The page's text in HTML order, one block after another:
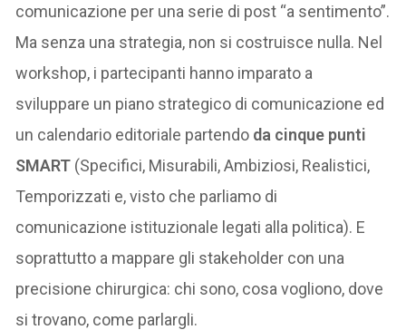
comunicazione per una serie di post “a sentimento”.
Ma senza una strategia, non si costruisce nulla. Nel
workshop, i partecipanti hanno imparato a
sviluppare un piano strategico di comunicazione ed
un calendario editoriale partendo da cinque punti
SMART (Specifici, Misurabili, Ambiziosi, Realistici,
Temporizzati e, visto che parliamo di
comunicazione istituzionale legati alla politica). E
soprattutto a mappare gli stakeholder con una
precisione chirurgica: chi sono, cosa vogliono, dove
si trovano, come parlargli.